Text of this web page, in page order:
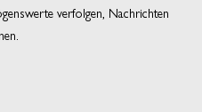
verfolgen, Nachrichten